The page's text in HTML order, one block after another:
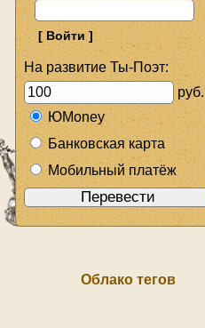
На развитие Ты-Поэт:
руб.
ЮMoney
Банковская карта
Мобильный платёж
Облако тегов